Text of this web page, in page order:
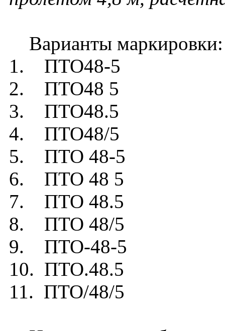
Варианты маркировки:
1. ПТО48-5
2. ПТО48 5
3. ПТО48.5
4. ПТО48/5
5. ПТО 48-5
6. ПТО 48 5
7. ПТО 48.5
8. ПТО 48/5
9. ПТО-48-5
10. ПТО.48.5
11. ПТО/48/5